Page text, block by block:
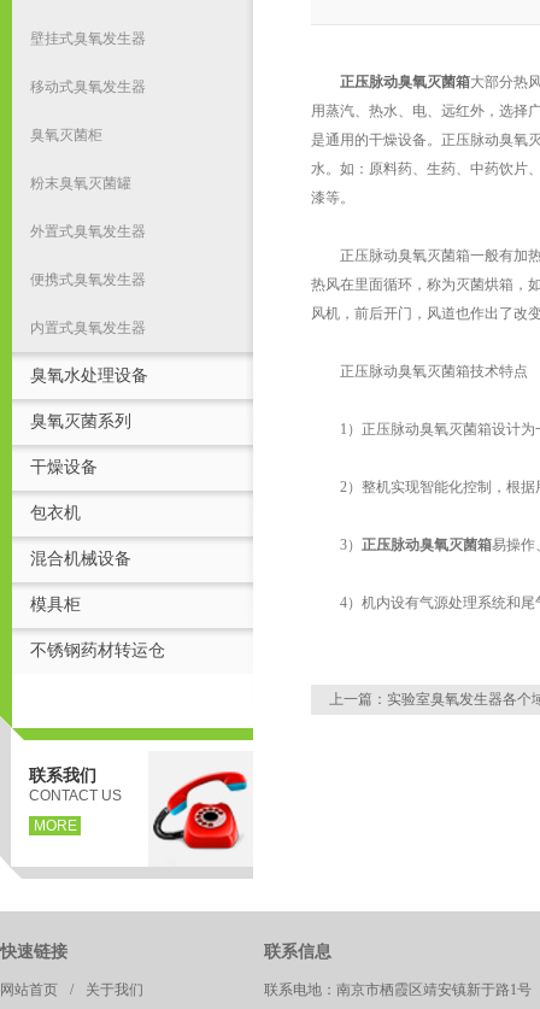
壁挂式臭氧发生器
移动式臭氧发生器
臭氧灭菌柜
粉末臭氧灭菌罐
外置式臭氧发生器
便携式臭氧发生器
内置式臭氧发生器
臭氧水处理设备
臭氧灭菌系列
干燥设备
包衣机
混合机械设备
模具柜
不锈钢药材转运仓
联系我们
CONTACT US
MORE
正压脉动臭氧灭菌箱大部分热
用蒸汽、热水、电、远红外，选择
是通用的干燥设备。正压脉动臭氧
水。如：原料药、生药、中药饮片
漆等。
正压脉动臭氧灭菌箱一般有加热
热风在里面循环，称为灭菌烘箱，
风机，前后开门，风道也作出了改
正压脉动臭氧灭菌箱技术特点
1）正压脉动臭氧灭菌箱设计为
2）整机实现智能化控制，根据
3） 正压脉动臭氧灭菌箱易操作
4）机内设有气源处理系统和尾
上一篇： 实验室臭氧发生器各个
快速链接
网站首页 /
关于我们
联系信息
联系电地：南京市栖霞区靖安镇新于路1号